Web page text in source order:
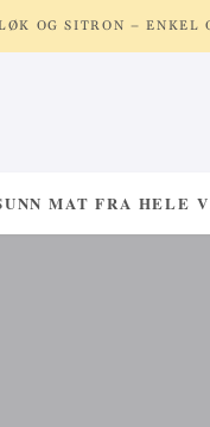
MAT FRA HELE